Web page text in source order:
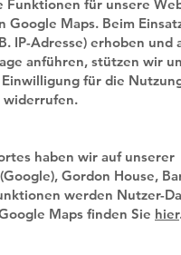
Funktionen für unsere
Maps. Beim
IP-Adresse) erhoben und
anführen, stützen wir
für die
widerrufen.
haben wir auf unserer
Gordon House,
werden Nutzer-
Maps finden Sie hier